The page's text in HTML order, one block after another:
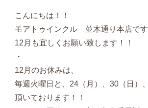
こんにちは！！
モアトゥインクル 並木通り本店です
12月も宜しくお願い致します！！
・
12月のお休みは、
毎週火曜日と、24（月）、30（日）
頂いております！！